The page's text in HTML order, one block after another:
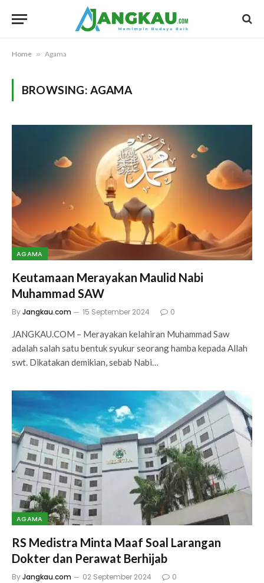
Home » Agama
BROWSING: AGAMA
AGAMA
Keutamaan Merayakan Maulid Nabi
Muhammad SAW
ByJangkau.com 15 September 2024 0
JANGKAU.COM – Merayakan kelahiran Muhammad Saw
adalah salah satu bentuk syukur seorang hamba kepada Allah
swt. Dikatakan demikian, sebab Nabi…
AGAMA
RS Medistra Minta Maaf Soal Larangan
Dokter dan Perawat Berhijab
ByJangkau.com 02 September 2024 0